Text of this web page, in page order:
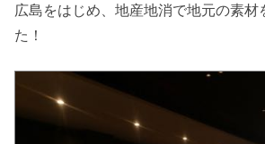
広島をはじめ、地産地消で地元の素材
た！